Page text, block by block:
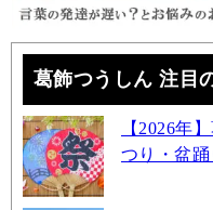
葛飾つうしん 注目
【2026年
つり・盆